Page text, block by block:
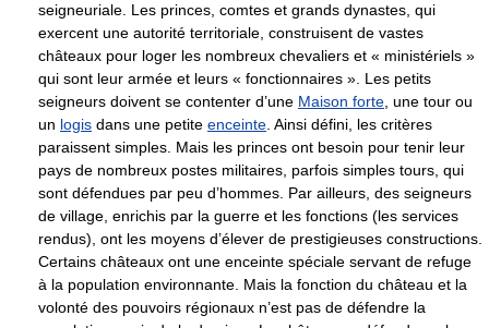
seigneuriale. Les princes, comtes et grands dynastes, qui
exercent une autorité territoriale, construisent de vastes
châteaux pour loger les nombreux chevaliers et « ministériels »
qui sont leur armée et leurs « fonctionnaires ». Les petits
seigneurs doivent se contenter d’une Maison forte, une tour ou
un logis dans une petite enceinte. Ainsi défini, les critères
paraissent simples. Mais les princes ont besoin pour tenir leur
pays de nombreux postes militaires, parfois simples tours, qui
sont défendues par peu d’hommes. Par ailleurs, des seigneurs
de village, enrichis par la guerre et les fonctions (les services
rendus), ont les moyens d’élever de prestigieuses constructions.
Certains châteaux ont une enceinte spéciale servant de refuge
à la population environnante. Mais la fonction du château et la
volonté des pouvoirs régionaux n’est pas de défendre la